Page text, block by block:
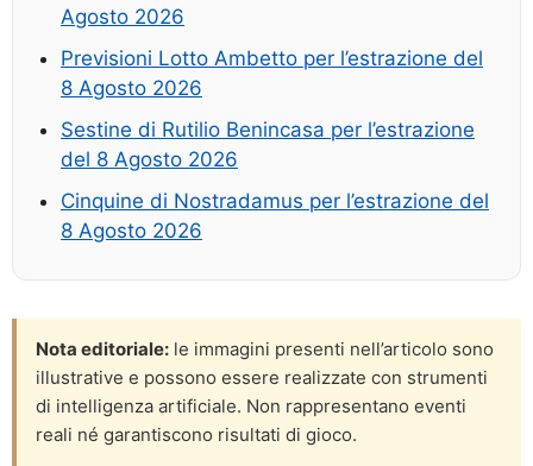
Agosto 2026
Previsioni Lotto Ambetto per l’estrazione del
8 Agosto 2026
Sestine di Rutilio Benincasa per l’estrazione
del 8 Agosto 2026
Cinquine di Nostradamus per l’estrazione del
8 Agosto 2026
Nota editoriale: le immagini presenti nell’articolo sono
illustrative e possono essere realizzate con strumenti
di intelligenza artificiale. Non rappresentano eventi
reali né garantiscono risultati di gioco.